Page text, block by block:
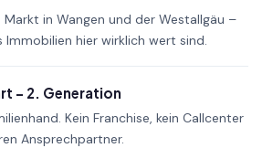
Markt in Wangen und der Westallgäu –
Immobilien hier wirklich wert sind.
– 2. Generation
Kein Franchise, kein Callcenter
Ansprechpartner.